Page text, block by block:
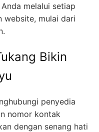
melalui setiap
website, mulai dari
Bikin
penyedia
nomor kontak
dengan senang hati